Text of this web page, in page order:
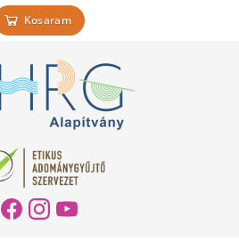
Kosaram